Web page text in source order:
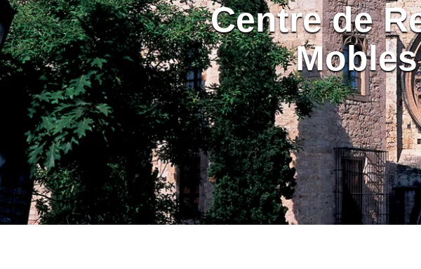
Centre de